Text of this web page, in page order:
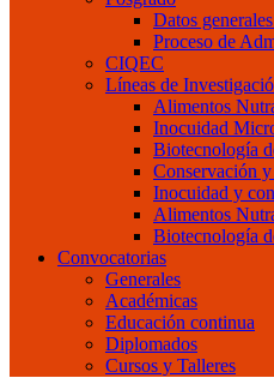
Datos
Proceso de
CIQEC
Líneas de
Alimentos
Inocuidad
Biotecnología
Conservación
Inocuidad y
Alimentos
Biotecnología
Convocatorias
Generales
Académicas
Educación continua
Diplomados
Cursos y Talleres